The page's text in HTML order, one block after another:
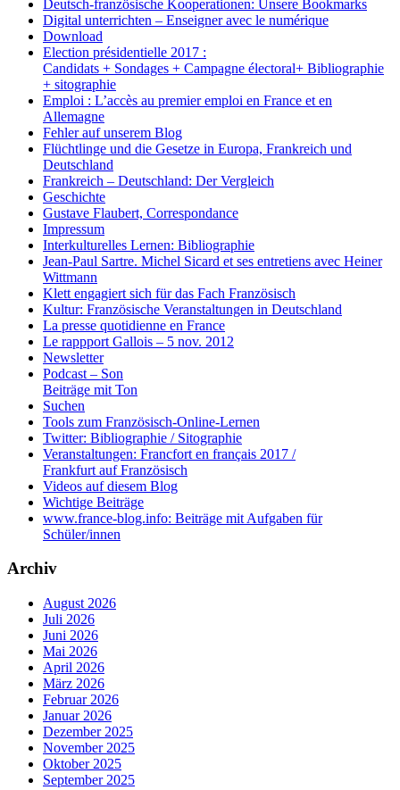
Deutsch-französische Kooperationen: Unsere Bookmarks
Digital unterrichten – Enseigner avec le numérique
Download
Election présidentielle 2017 :
Candidats + Sondages + Campagne électoral+ Bibliographie
+ sitographie
Emploi : L’accès au premier emploi en France et en
Allemagne
Fehler auf unserem Blog
Flüchtlinge und die Gesetze in Europa, Frankreich und
Deutschland
Frankreich – Deutschland: Der Vergleich
Geschichte
Gustave Flaubert, Correspondance
Impressum
Interkulturelles Lernen: Bibliographie
Jean-Paul Sartre. Michel Sicard et ses entretiens avec Heiner
Wittmann
Klett engagiert sich für das Fach Französisch
Kultur: Französische Veranstaltungen in Deutschland
La presse quotidienne en France
Le rappport Gallois – 5 nov. 2012
Newsletter
Podcast – Son
Beiträge mit Ton
Suchen
Tools zum Französisch-Online-Lernen
Twitter: Bibliographie / Sitographie
Veranstaltungen: Francfort en français 2017 /
Frankfurt auf Französisch
Videos auf diesem Blog
Wichtige Beiträge
www.france-blog.info: Beiträge mit Aufgaben für
Schüler/innen
Archiv
August 2026
Juli 2026
Juni 2026
Mai 2026
April 2026
März 2026
Februar 2026
Januar 2026
Dezember 2025
November 2025
Oktober 2025
September 2025